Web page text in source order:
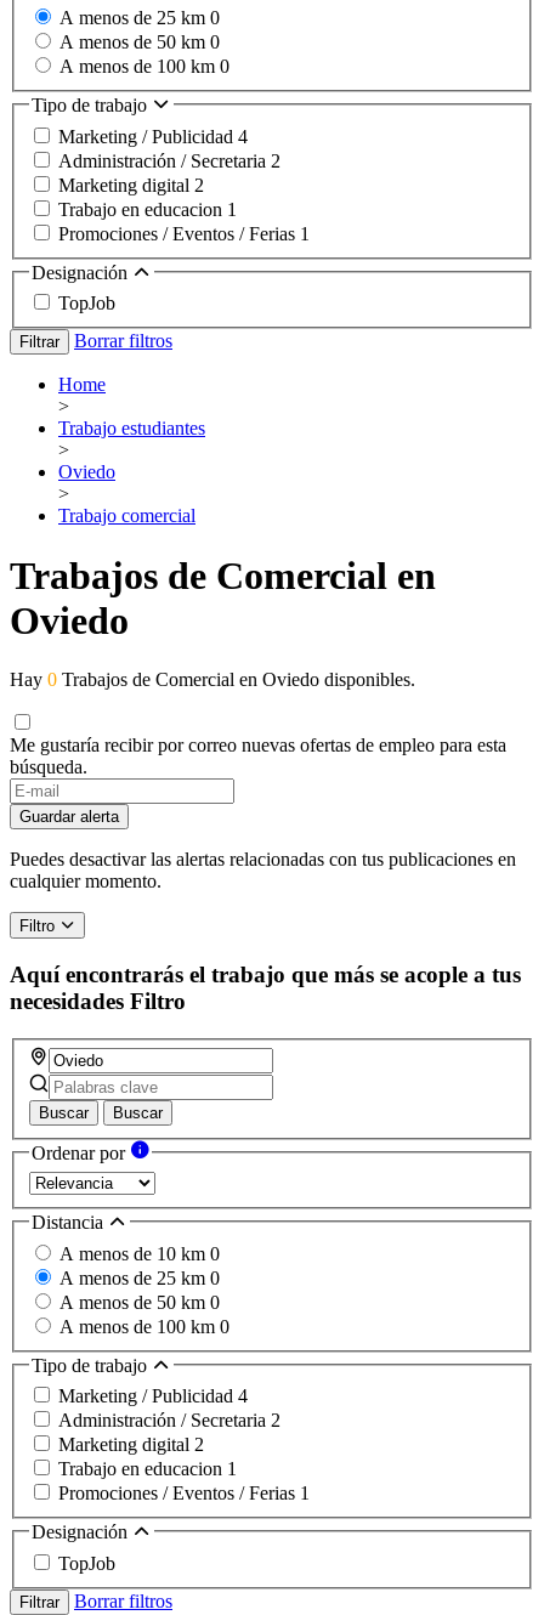
A menos de 25 km 0
A menos de 50 km 0
A menos de 100 km 0
Tipo de trabajo
Marketing / Publicidad 4
Administración / Secretaria 2
Marketing digital 2
Trabajo en educacion 1
Promociones / Eventos / Ferias 1
Designación
TopJob
Filtrar Borrar filtros
Home
>
Trabajo estudiantes
>
Oviedo
>
Trabajo comercial
Trabajos de Comercial en
Oviedo
Hay 0 Trabajos de Comercial en Oviedo disponibles.
Me gustaría recibir por correo nuevas ofertas de empleo para esta
búsqueda.
Guardar alerta
Puedes desactivar las alertas relacionadas con tus publicaciones en
cualquier momento.
Filtro
Aquí encontrarás el trabajo que más se acople a tus
necesidades Filtro
Buscar Buscar
Ordenar por
Distancia
A menos de 10 km 0
A menos de 25 km 0
A menos de 50 km 0
A menos de 100 km 0
Tipo de trabajo
Marketing / Publicidad 4
Administración / Secretaria 2
Marketing digital 2
Trabajo en educacion 1
Promociones / Eventos / Ferias 1
Designación
TopJob
Filtrar
Borrar filtros